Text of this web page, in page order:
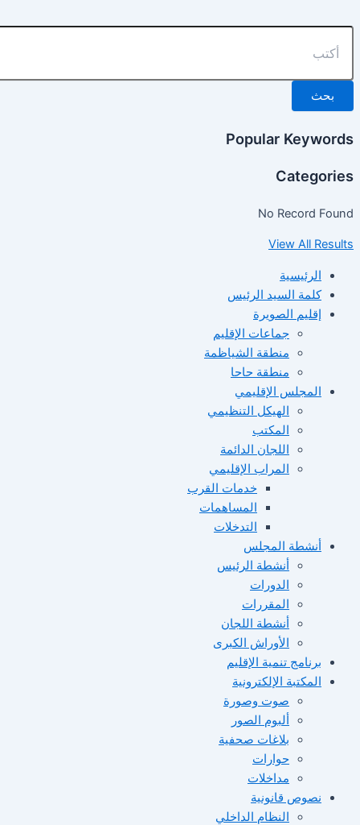
إلى
المحتوى
بحث
Popular Keywords
Categories
No Record Found
View All Results
الرئيسية
كلمة السيد الرئيس
إقليم الصويرة
جماعات الإقليم
منطقة الشياظمة
منطقة حاحا
المجلس الإقليمي
الهيكل التنظيمي
المكتب
اللجان الدائمة
المراب الإقليمي
خدمات القرب
المساهمات
التدخلات
أنشطة المجلس
أنشطة الرئيس
الدورات
المقررات
أنشطة اللجان
الأوراش الكبرى
برنامج تنمية الإقليم
المكتبة الإلكترونية
صوت وصورة
ألبوم الصور
بلاغات صحفية
حوارات
مداخلات
نصوص قانونية
النظام الداخلي